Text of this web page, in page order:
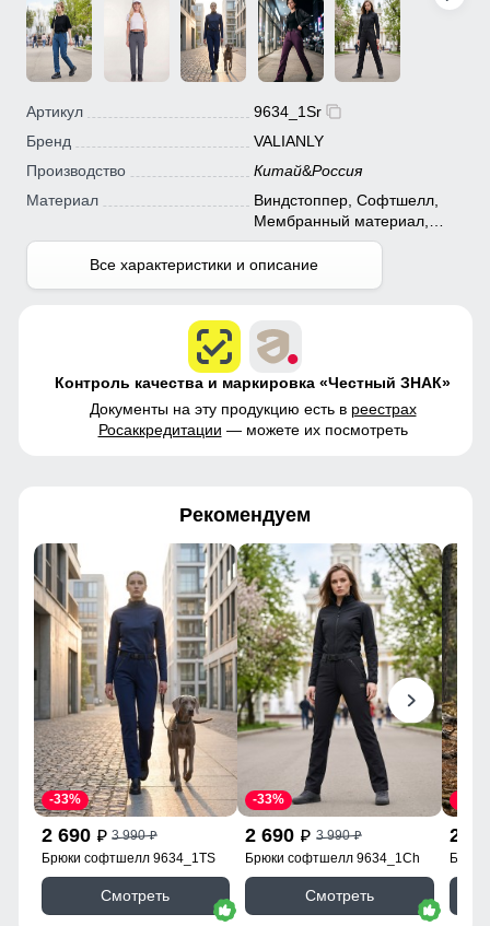
Артикул
9634_1Sr
Бренд
VALIANLY
Производство
Китай&Россия
Материал
Виндстоппер, Софтшелл,
Мембранный материал,
Полиэстер
Все характеристики и описание
Контроль качества и маркировка «Честный ЗНАК»
Документы на эту продукцию есть в реестрах
Росаккредитации — можете их посмотреть
Рекомендуем
2 690 p 3 990p
-33%
Брюки софтшелл 9634_1TS
Смотреть
2 690 p 3 990p
-33%
Брюки софтшелл 9634_1Ch
Смотреть
2